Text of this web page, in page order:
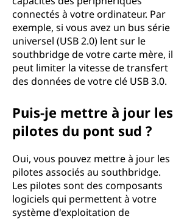
connectés à votre ordinateur. Par
exemple, si vous avez un bus série
universel (USB 2.0) lent sur le
southbridge de votre carte mère, il
peut limiter la vitesse de transfert
des données de votre clé USB 3.0.
Puis-je mettre à jour les
pilotes du pont sud ?
Oui, vous pouvez mettre à jour les
pilotes associés au southbridge.
Les pilotes sont des composants
logiciels qui permettent à votre
système d'exploitation de